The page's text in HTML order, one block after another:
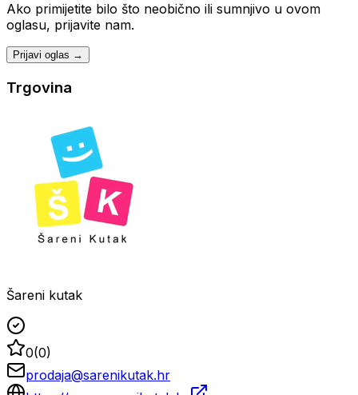
Ako primijetite bilo što neobično ili sumnjivo u ovom
oglasu, prijavite nam.
Prijavi oglas →
Trgovina
Šareni kutak
0(0)
prodaja@sarenikutak.hr